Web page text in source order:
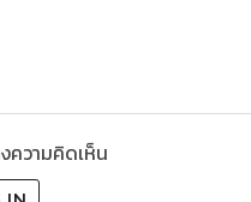
ความคิดเห็น